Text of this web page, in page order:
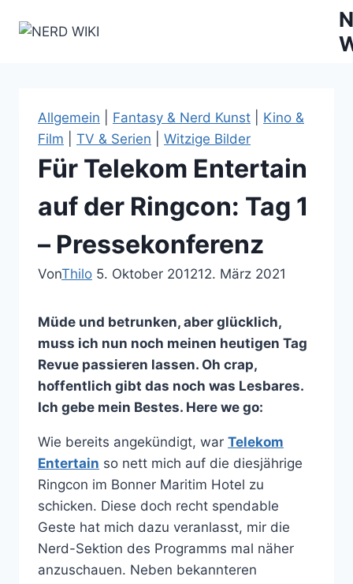
Inhalt
Allgemein Fantasy & Nerd Kunst
Kino &
Film
TV & Serien Witzige Bilder
Für Telekom Entertain
auf der Ringcon: Tag 1
– Pressekonferenz
VonThilo 5. Oktober 201212. März 2021
Müde und betrunken, aber glücklich,
muss ich nun noch meinen heutigen Tag
Revue passieren lassen. Oh crap,
hoffentlich gibt das noch was Lesbares.
Ich gebe mein Bestes. Here we go:
Wie bereits angekündigt, war Telekom
Entertain so nett mich auf die diesjährige
Ringcon im Bonner Maritim Hotel zu
schicken. Diese doch recht spendable
Geste hat mich dazu veranlasst, mir die
Nerd-Sektion des Programms mal näher
anzuschauen. Neben bekannteren